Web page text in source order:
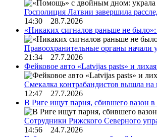
Госполиция Латвии завершила
14:30 28.7.2026
«Никаких сигналов раньше не
Правоохранительные органы начали
21:34 27.7.2026
Фейковое авто «Latvijas pasts» и
Смекалка контрабандистов вышла
12:47 27.7.2026
В Риге ищут парня, сбившего вазон в
Сотрудники Рижского Северного
14:56 24.7.2026